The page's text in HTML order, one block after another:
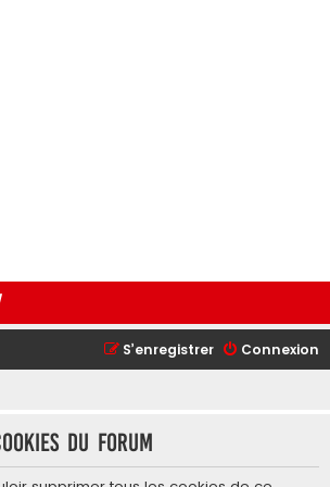
Connexion
S’enregistrer
du forum